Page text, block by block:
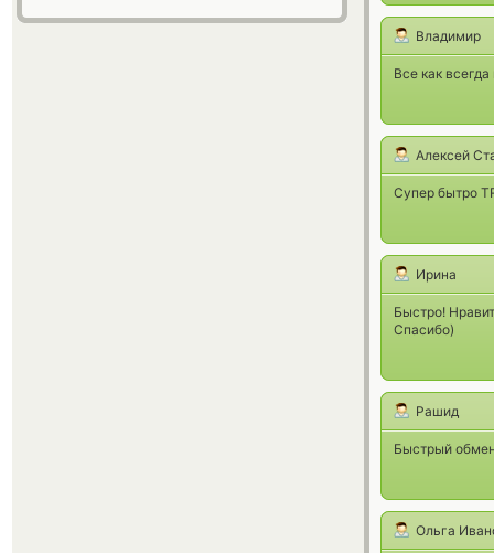
Владимир
Все как
Алексей
Супер бытро
Ирина
Быстро!
Спасибо)
Рашид
Быстрый
Ольга